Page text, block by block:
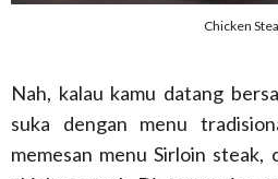
Chicken
Nah, kalau kamu datang
suka dengan menu
memesan menu Sirloin steak,